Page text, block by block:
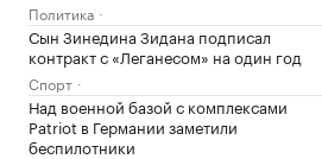
Политика
Сын Зинедина Зидана подписал
контракт с «Леганесом» на один год
Спорт
Над военной базой с комплексами
Patriot в Германии заметили
беспилотники